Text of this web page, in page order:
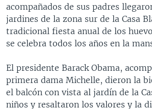
acompañados de sus padres
jardines de la zona sur de la Casa
tradicional fiesta anual de los
se celebra todos los años en la
El presidente Barack Obama,
primera dama Michelle, dieron la
el balcón con vista al jardín de la
niños y resaltaron los valores y la